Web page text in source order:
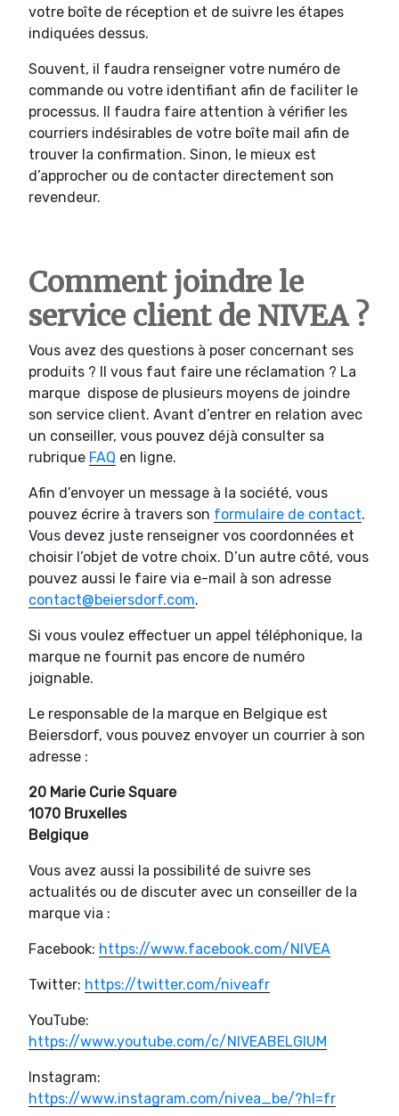
votre boîte de réception et de suivre les étapes
indiquées dessus.
Souvent, il faudra renseigner votre numéro de
commande ou votre identifiant afin de faciliter le
processus. Il faudra faire attention à vérifier les
courriers indésirables de votre boîte mail afin de
trouver la confirmation. Sinon, le mieux est
d’approcher ou de contacter directement son
revendeur.
Comment joindre le
service client de NIVEA ?
Vous avez des questions à poser concernant ses
produits ? Il vous faut faire une réclamation ? La
marque dispose de plusieurs moyens de joindre
son service client. Avant d’entrer en relation avec
un conseiller, vous pouvez déjà consulter sa
rubrique FAQ en ligne.
Afin d’envoyer un message à la société, vous
pouvez écrire à travers son formulaire de contact.
Vous devez juste renseigner vos coordonnées et
choisir l’objet de votre choix. D’un autre côté, vous
pouvez aussi le faire via e-mail à son adresse
contact@beiersdorf.com.
Si vous voulez effectuer un appel téléphonique, la
marque ne fournit pas encore de numéro
joignable.
Le responsable de la marque en Belgique est
Beiersdorf, vous pouvez envoyer un courrier à son
adresse :
20 Marie Curie Square
1070 Bruxelles
Belgique
Vous avez aussi la possibilité de suivre ses
actualités ou de discuter avec un conseiller de la
marque via :
Facebook: https://www.facebook.com/NIVEA
Twitter: https://twitter.com/niveafr
YouTube:
https://www.youtube.com/c/NIVEABELGIUM
Instagram:
https://www.instagram.com/nivea_be/?hl=fr